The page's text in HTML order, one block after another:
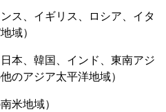
ス、イギリス、ロシア、イタ
域）
本、韓国、インド、東南アジ
のアジア太平洋地域）
米地域）